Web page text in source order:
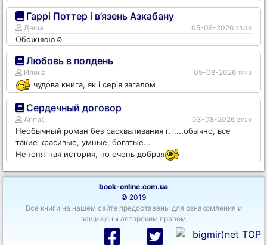
Гаррі Поттер і в’язень Азкабану
Даша 05-08-2026 23:30
Обожнюю☺️
Любовь в полдень
Илона 05-08-2026 11:43
чудова книга, як і серія загалом
Сердечный договор
Annat 03-08-2026 21:29
Необычный роман без расхваливания г.г....обычно, все
такие красивые, умные, богатые...
Непонятная история, но очень добрая
book-online.com.ua
© 2019
Все книги на нашем сайте предоставены для ознакомления и
защищены авторским правом